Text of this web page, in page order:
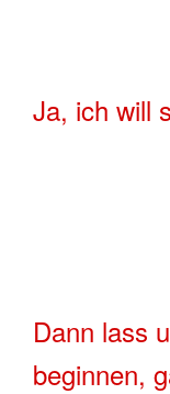
Ja, ich will
Dann lass
beginnen,